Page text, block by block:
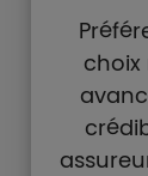
choix